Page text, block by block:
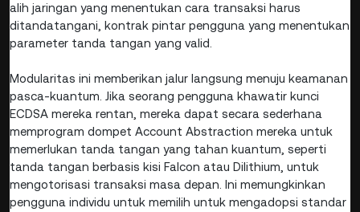
alih jaringan yang menentukan cara transaksi harus
ditandatangani, kontrak pintar pengguna yang menentukan
parameter tanda tangan yang valid.
Modularitas ini memberikan jalur langsung menuju keamanan
pasca-kuantum. Jika seorang pengguna khawatir kunci
ECDSA mereka rentan, mereka dapat secara sederhana
memprogram dompet Account Abstraction mereka untuk
memerlukan tanda tangan yang tahan kuantum, seperti
tanda tangan berbasis kisi Falcon atau Dilithium, untuk
mengotorisasi transaksi masa depan. Ini memungkinkan
pengguna individu untuk memilih untuk mengadopsi standar